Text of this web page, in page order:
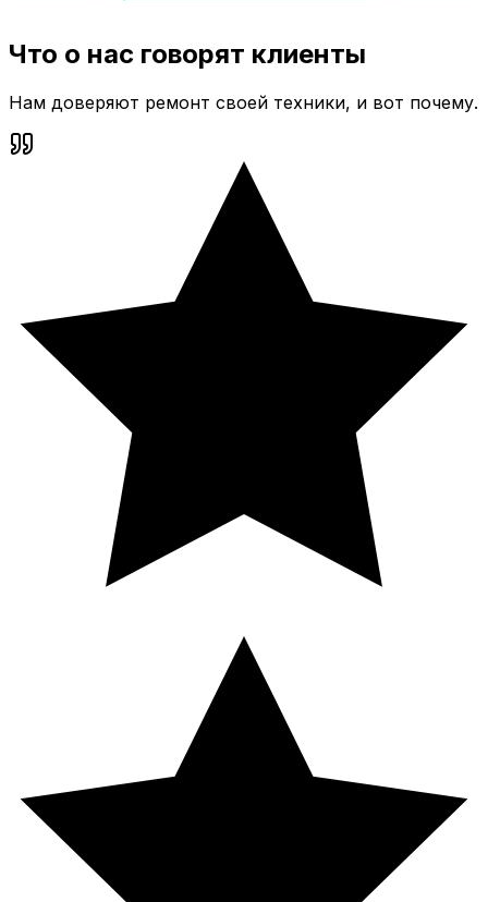
Что о нас говорят клиенты
Нам доверяют ремонт своей техники, и вот почему.